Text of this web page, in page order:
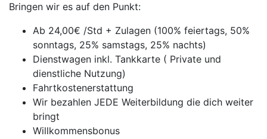
Bringen wir es auf den Punkt:
Ab 24,00€ /Std + Zulagen (100% feiertags, 50%
sonntags, 25% samstags, 25% nachts)
Dienstwagen inkl. Tankkarte ( Private und
dienstliche Nutzung)
Fahrtkostenerstattung
Wir bezahlen JEDE Weiterbildung die dich weiter
bringt
Willkommensbonus